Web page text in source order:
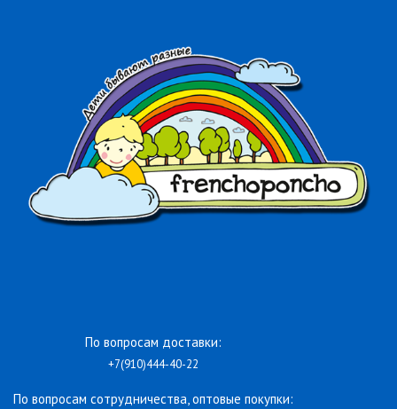
По вопросам доставки:
+7(910)444-40-22
По вопросам сотрудничества, оптовые покупки: